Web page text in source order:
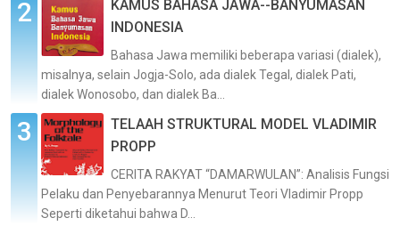
KAMUS BAHASA JAWA--BANYUMASAN
INDONESIA
Bahasa Jawa memiliki beberapa variasi (dialek),
misalnya, selain Jogja-Solo, ada dialek Tegal, dialek Pati,
dialek Wonosobo, dan dialek Ba...
TELAAH STRUKTURAL MODEL VLADIMIR
PROPP
CERITA RAKYAT “DAMARWULAN”: Analisis Fungsi
Pelaku dan Penyebarannya Menurut Teori Vladimir Propp
Seperti diketahui bahwa D...